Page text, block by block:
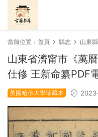
當前位置： 首頁 縣志 山東
山東省濟甯市《萬
仕修 王新命纂PDF
美國哈佛大學珍藏本